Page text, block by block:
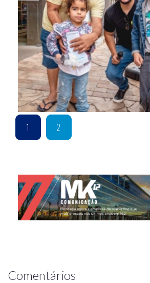
1 2
Comentários